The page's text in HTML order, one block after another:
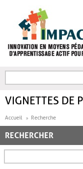
FORMULAIRE DE
VIGNETTES DE
Accueil Recherche
RECHERCHER